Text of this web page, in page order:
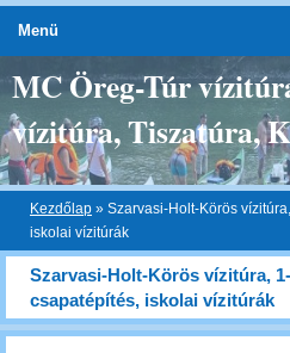
MC Öreg-Túr
vízitúra, Tiszatúra,
Kezdőlap » Szarvasi-Holt-Körös
iskolai vízitúrák
Szarvasi-Holt-Körös vízitúra,
csapatépítés, iskolai vízitúrák
Menü